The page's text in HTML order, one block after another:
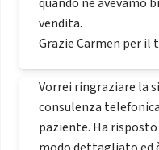
vendita.
Grazie Carmen per il
Vorrei ringraziare la
consulenza
paziente. Ha